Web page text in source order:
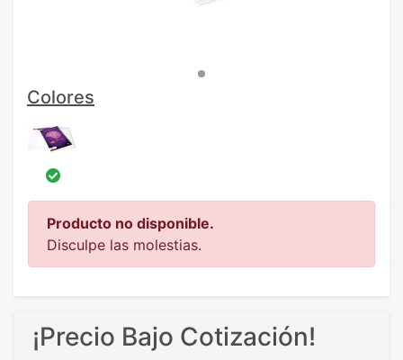
Colores
Producto no disponible.
Disculpe las molestias.
¡Precio Bajo Cotización!